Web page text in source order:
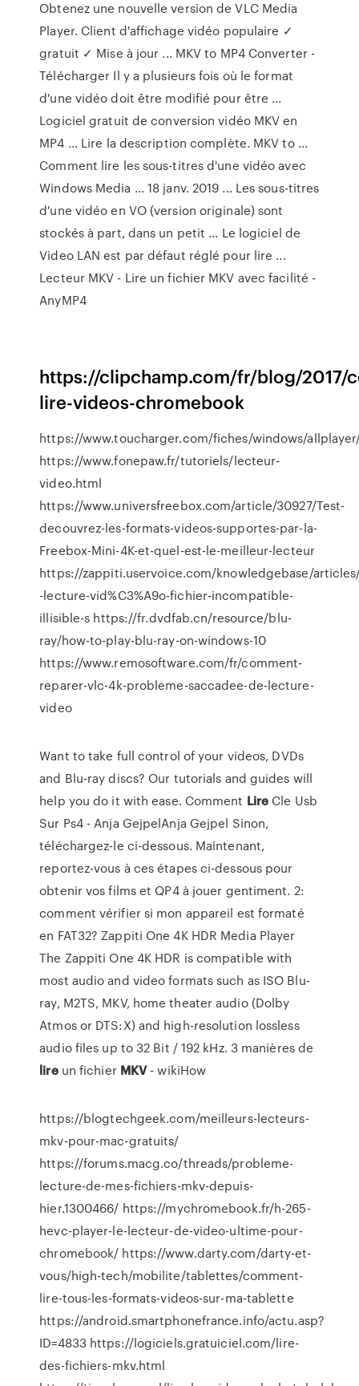
Obtenez une nouvelle version de VLC Media
Player. Client d'affichage vidéo populaire ✓
gratuit ✓ Mise à jour ... MKV to MP4 Converter -
Télécharger Il y a plusieurs fois où le format
d'une vidéo doit être modifié pour être ...
Logiciel gratuit de conversion vidéo MKV en
MP4 ... Lire la description complète. MKV to ...
Comment lire les sous-titres d'une vidéo avec
Windows Media ... 18 janv. 2019 ... Les sous-titres
d'une vidéo en VO (version originale) sont
stockés à part, dans un petit ... Le logiciel de
Video LAN est par défaut réglé pour lire ...
Lecteur MKV - Lire un fichier MKV avec facilité -
AnyMP4
https://clipchamp.com/fr/blog/2017/
lire-videos-chromebook
https://www.toucharger.com/fiches/windows/
https://www.fonepaw.fr/tutoriels/lecteur-
video.html
https://www.universfreebox.com/article/30927/Test-
decouvrez-les-formats-videos-supportes-par-la-
Freebox-Mini-4K-et-quel-est-le-meilleur-lecteur
https://zappiti.uservoice.com/knowledgebase/
-lecture-vid%C3%A9o-fichier-incompatible-
illisible-s https://fr.dvdfab.cn/resource/blu-
ray/how-to-play-blu-ray-on-windows-10
https://www.remosoftware.com/fr/comment-
reparer-vlc-4k-probleme-saccadee-de-lecture-
video
Want to take full control of your videos, DVDs
and Blu-ray discs? Our tutorials and guides will
help you do it with ease. Comment Lire Cle Usb
Sur Ps4 - Anja GejpelAnja Gejpel Sinon,
téléchargez-le ci-dessous. Maintenant,
reportez-vous à ces étapes ci-dessous pour
obtenir vos films et QP4 à jouer gentiment. 2:
comment vérifier si mon appareil est formaté
en FAT32?Zappiti One 4K HDR Media Player
The Zappiti One 4K HDR is compatible with
most audio and video formats such as ISO Blu-
ray, M2TS, MKV, home theater audio (Dolby
Atmos or DTS:X) and high-resolution lossless
audio files up to 32 Bit / 192 kHz. 3 manières de
lireun fichier MKV- wikiHow
https://blogtechgeek.com/meilleurs-lecteurs-
mkv-pour-mac-gratuits/
https://forums.macg.co/threads/probleme-
lecture-de-mes-fichiers-mkv-depuis-
hier.1300466/ https://mychromebook.fr/h-265-
hevc-player-le-lecteur-de-video-ultime-pour-
chromebook/ https://www.darty.com/darty-et-
vous/high-tech/mobilite/tablettes/comment-
lire-tous-les-formats-videos-sur-ma-tablette
https://android.smartphonefrance.info/actu.asp?
ID=4833 https://logiciels.gratuiciel.com/lire-
des-fichiers-mkv.html